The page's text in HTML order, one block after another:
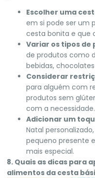
Escolher uma
em si pode ser um
cesta bonita e que
Variar os tipos de
de produtos como
bebidas,
Considerar
para alguém com
produtos sem
com a necessidade.
Adicionar um
Natal
pequeno presente
mais especial.
8. Quais as dicas para
alimentos da cesta